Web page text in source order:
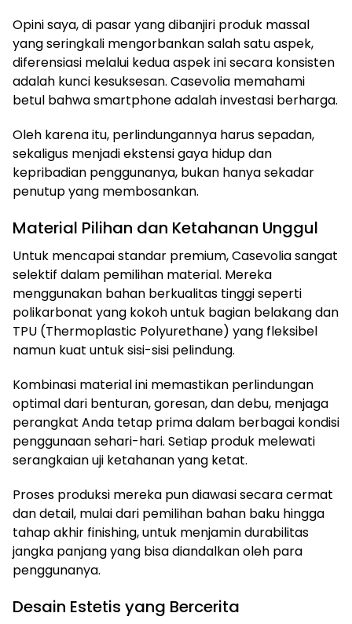
Opini saya, di pasar yang dibanjiri produk massal
yang seringkali mengorbankan salah satu aspek,
diferensiasi melalui kedua aspek ini secara konsisten
adalah kunci kesuksesan. Casevolia memahami
betul bahwa smartphone adalah investasi berharga.
Oleh karena itu, perlindungannya harus sepadan,
sekaligus menjadi ekstensi gaya hidup dan
kepribadian penggunanya, bukan hanya sekadar
penutup yang membosankan.
Material Pilihan dan Ketahanan Unggul
Untuk mencapai standar premium, Casevolia sangat
selektif dalam pemilihan material. Mereka
menggunakan bahan berkualitas tinggi seperti
polikarbonat yang kokoh untuk bagian belakang dan
TPU (Thermoplastic Polyurethane) yang fleksibel
namun kuat untuk sisi-sisi pelindung.
Kombinasi material ini memastikan perlindungan
optimal dari benturan, goresan, dan debu, menjaga
perangkat Anda tetap prima dalam berbagai kondisi
penggunaan sehari-hari. Setiap produk melewati
serangkaian uji ketahanan yang ketat.
Proses produksi mereka pun diawasi secara cermat
dan detail, mulai dari pemilihan bahan baku hingga
tahap akhir finishing, untuk menjamin durabilitas
jangka panjang yang bisa diandalkan oleh para
penggunanya.
Desain Estetis yang Bercerita